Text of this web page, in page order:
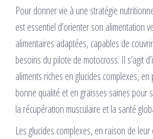
Pour donner vie à une stratégie
est essentiel d’orienter son alimentation
alimentaires adaptées, capables de
besoins du pilote de motocross. Il s’agit
aliments riches en glucides complexes,
bonne qualité et en graisses saines pour
la récupération musculaire et la santé
Les glucides complexes, en raison de